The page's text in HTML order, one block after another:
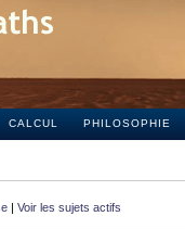
CALCUL PHILOSOPHIE
| Voir les sujets actifs